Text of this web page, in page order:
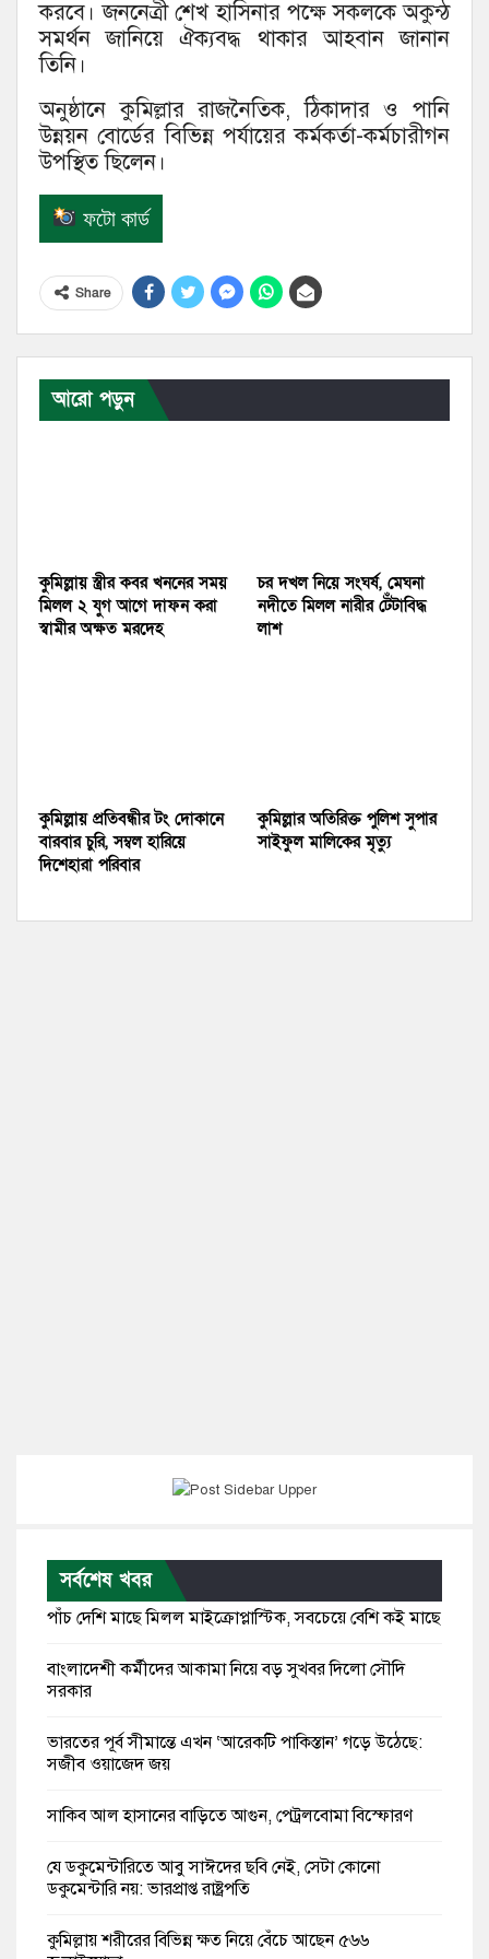
করবে। জননেত্রী শেখ হাসিনার পক্ষে সকলকে অকুন্ঠ
সমর্থন জানিয়ে ঐক্যবদ্ধ থাকার আহবান জানান
তিনি।
অনুষ্ঠানে কুমিল্লার রাজনৈতিক, ঠিকাদার ও পানি
উন্নয়ন বোর্ডের বিভিন্ন পর্যায়ের কর্মকর্তা-কর্মচারীগন
উপস্থিত ছিলেন।
ফটো কার্ড
Share
আরো পড়ুন
কুমিল্লায় স্ত্রীর কবর খননের সময়
মিলল ২ যুগ আগে দাফন করা
স্বামীর অক্ষত মরদেহ
চর দখল নিয়ে সংঘর্ষ, মেঘনা
নদীতে মিলল নারীর টেঁটাবিদ্ধ
লাশ
কুমিল্লায় প্রতিবন্ধীর টং দোকানে
বারবার চুরি, সম্বল হারিয়ে
দিশেহারা পরিবার
কুমিল্লার অতিরিক্ত পুলিশ সুপার
সাইফুল মালিকের মৃত্যু
সর্বশেষ খবর
পাঁচ দেশি মাছে মিলল মাইক্রোপ্লাস্টিক, সবচেয়ে বেশি কই মাছে
বাংলাদেশী কর্মীদের আকামা নিয়ে বড় সুখবর দিলো সৌদি
সরকার
ভারতের পূর্ব সীমান্তে এখন ‘আরেকটি পাকিস্তান’ গড়ে উঠেছে:
সজীব ওয়াজেদ জয়
সাকিব আল হাসানের বাড়িতে আগুন, পেট্রলবোমা বিস্ফোরণ
যে ডকুমেন্টারিতে আবু সাঈদের ছবি নেই, সেটা কোনো
ডকুমেন্টারি নয়: ভারপ্রাপ্ত রাষ্ট্রপতি
কুমিল্লায় শরীরের বিভিন্ন ক্ষত নিয়ে বেঁচে আছেন ৫৬৬